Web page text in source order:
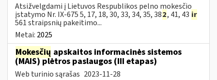
Atsižvelgdami į Lietuvos Respublikos pelno mokesčio
įstatymo Nr. IX-675 5, 17, 18, 30, 33, 34, 35, 382, 41, 43 ir
561 straipsnių pakeitimo...
Metai: 2025
Mokesčių apskaitos informacinės sistemos
(MAIS) plėtros paslaugos (III etapas)
Web turinio sąrašas 2023-11-28